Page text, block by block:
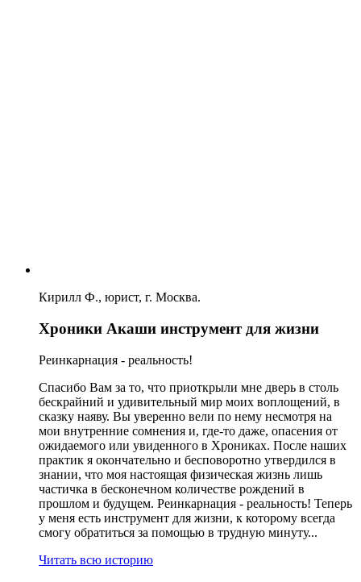
Кирилл Ф., юрист, г. Москва.
Хроники Акаши инструмент для жизни
Реинкарнация - реальность!
Спасибо Вам за то, что приоткрыли мне дверь в столь
бескрайний и удивительный мир моих воплощений, в
сказку наяву. Вы уверенно вели по нему несмотря на
мои внутренние сомнения и, где-то даже, опасения от
ожидаемого или увиденного в Хрониках. После наших
практик я окончательно и бесповоротно утвердился в
знании, что моя настоящая физическая жизнь лишь
частичка в бесконечном количестве рождений в
прошлом и будущем. Реинкарнация - реальность! Теперь
у меня есть инструмент для жизни, к которому всегда
смогу обратиться за помощью в трудную минуту...
Читать всю историю